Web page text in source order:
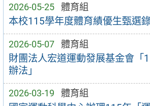
2026-05-25 體育組
本校115學年度體育績優生甄選
2026-05-07 體育組
財團法人宏道運動發展基金會「
辦法」
2026-03-19 體育組